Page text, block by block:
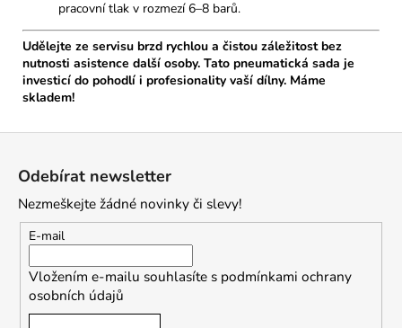
pracovní tlak v rozmezí 6–8 barů.
Udělejte ze servisu brzd rychlou a čistou záležitost bez
nutnosti asistence další osoby. Tato pneumatická sada je
investicí do pohodlí i profesionality vaší dílny. Máme
skladem!
Odebírat newsletter
Nezmeškejte žádné novinky či slevy!
E-mail
Vložením e-mailu souhlasíte s podmínkami ochrany
osobních údajů